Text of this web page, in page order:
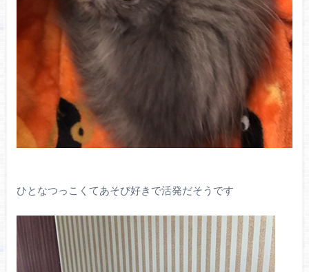
ひとなつっこくてあそび好きで活発だそうです